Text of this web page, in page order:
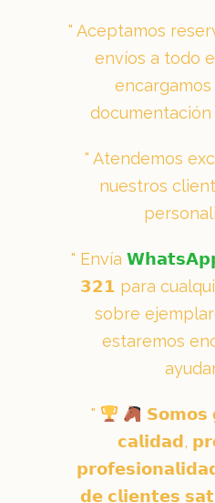
Aceptamos
envíos a todo
documentación
Atendemos
nuestros
Envía
𝟯𝟮𝟭 para
sobre
estaremos
𝗦𝗼𝗺𝗼𝘀
𝗰𝗮𝗹𝗶𝗱𝗮𝗱,
𝗱𝗲 𝗰𝗹𝗶𝗲𝗻𝘁𝗲𝘀